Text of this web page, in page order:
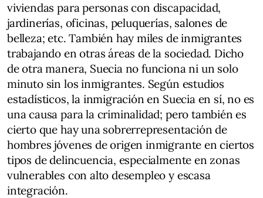
viviendas para personas con discapacidad,
jardinerías, oficinas, peluquerías, salones de
belleza; etc. También hay miles de inmigrantes
trabajando en otras áreas de la sociedad. Dicho
de otra manera, Suecia no funciona ni un solo
minuto sin los inmigrantes. Según estudios
estadísticos, la inmigración en Suecia en sí, no es
una causa para la criminalidad; pero también es
cierto que hay una sobrerrepresentación de
hombres jóvenes de origen inmigrante en ciertos
tipos de delincuencia, especialmente en zonas
vulnerables con alto desempleo y escasa
integración.